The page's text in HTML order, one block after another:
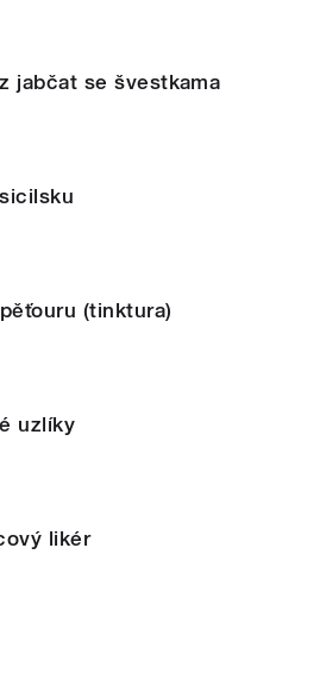
jabčat se švestkama
(tinktura)
uzlíky
likér